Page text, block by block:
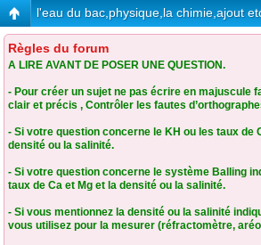
l'eau du bac,physique,la chimie,ajout
Règles du forum
A LIRE AVANT DE POSER UNE QUESTION.
- Pour créer un sujet ne pas écrire en majuscule
clair et précis , Contrôler les fautes
- Si votre question concerne le KH ou les taux de
densité ou la salinité.
- Si votre question concerne le système Balling
taux de Ca et Mg et la densité ou la salinité.
- Si vous mentionnez la densité ou la salinité
vous utilisez pour la mesurer (réfractomètre,